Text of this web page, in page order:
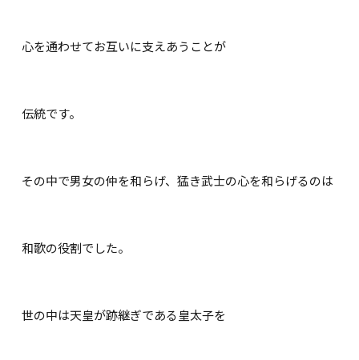
心を通わせてお互いに支えあうことが
伝統です。
その中で男女の仲を和らげ、猛き武士の心を和らげるのは
和歌の役割でした。
世の中は天皇が跡継ぎである皇太子を